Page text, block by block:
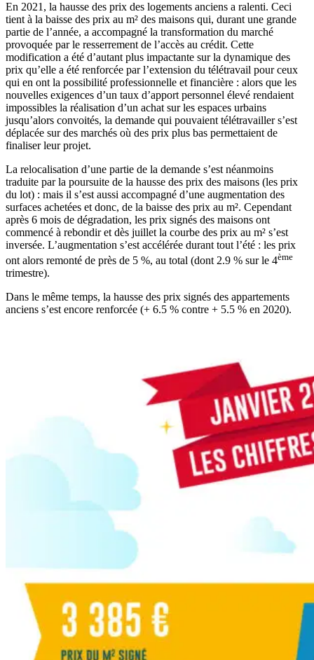
En 2021, la hausse des prix des logements anciens a ralenti. Ceci
tient à la baisse des prix au m² des maisons qui, durant une grande
partie de l’année, a accompagné la transformation du marché
provoquée par le resserrement de l’accès au crédit. Cette
modification a été d’autant plus impactante sur la dynamique des
prix qu’elle a été renforcée par l’extension du télétravail pour ceux
qui en ont la possibilité professionnelle et financière : alors que les
nouvelles exigences d’un taux d’apport personnel élevé rendaient
impossibles la réalisation d’un achat sur les espaces urbains
jusqu’alors convoités, la demande qui pouvaient télétravailler s’est
déplacée sur des marchés où des prix plus bas permettaient de
finaliser leur projet.
La relocalisation d’une partie de la demande s’est néanmoins
traduite par la poursuite de la hausse des prix des maisons (les prix
du lot) : mais il s’est aussi accompagné d’une augmentation des
surfaces achetées et donc, de la baisse des prix au m². Cependant
après 6 mois de dégradation, les prix signés des maisons ont
commencé à rebondir et dès juillet la courbe des prix au m² s’est
inversée. L’augmentation s’est accélérée durant tout l’été : les prix
ont alors remonté de près de 5 %, au total (dont 2.9 % sur le 4ème
trimestre).
Dans le même temps, la hausse des prix signés des appartements
anciens s’est encore renforcée (+ 6.5 % contre + 5.5 % en 2020).